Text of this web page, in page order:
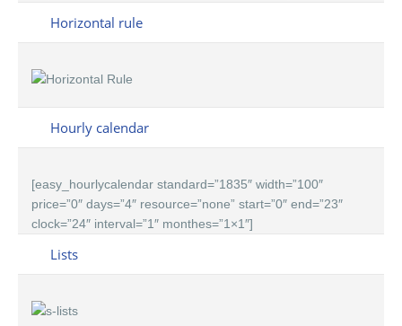
Horizontal rule
Hourly calendar
[easy_hourlycalendar standard=”1835″ width=”100″
price=”0″ days=”4″ resource=”none” start=”0″ end=”23″
clock=”24″ interval=”1″ monthes=”1×1″]
Lists